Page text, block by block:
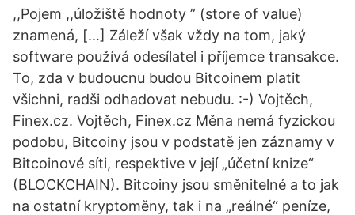
,,Pojem ,,úložiště hodnoty ” (store of value)
znamená, […] Záleží však vždy na tom, jaký
software používá odesílatel i příjemce transakce.
To, zda v budoucnu budou Bitcoinem platit
všichni, radši odhadovat nebudu. :-) Vojtěch,
Finex.cz. Vojtěch, Finex.cz Měna nemá fyzickou
podobu, Bitcoiny jsou v podstatě jen záznamy v
Bitcoinové síti, respektive v její „účetní knize“
(BLOCKCHAIN). Bitcoiny jsou směnitelné a to jak
na ostatní kryptoměny, tak i na „reálné“ peníze,